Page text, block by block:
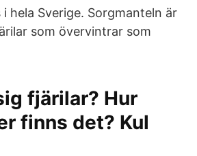
hela Sverige. Sorgmanteln är
som övervintrar som
fjärilar? Hur
finns det? Kul